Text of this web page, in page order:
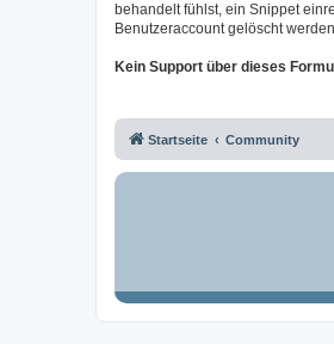
behandelt fühlst, ein Snippet
Benutzeraccount gelöscht werden
Kein Support über dieses
Startseite Community